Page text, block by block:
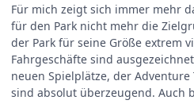
Für mich zeigt sich immer mehr
für den Park nicht mehr die
der Park für seine Größe extrem
Fahrgeschäfte sind
neuen Spielplätze, der
sind absolut überzeugend. Auch